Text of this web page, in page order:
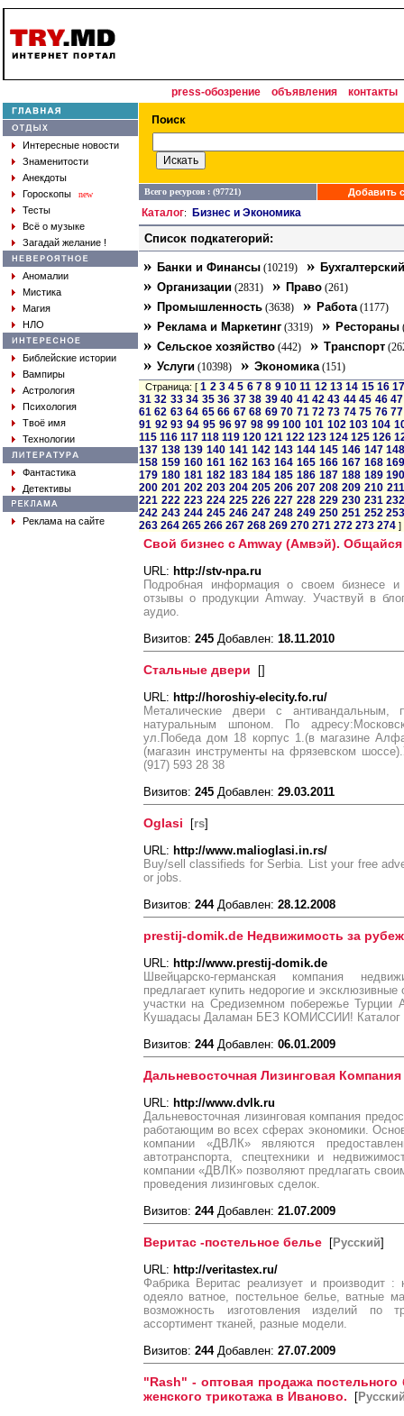
press-обозрение объявления контакты
Интересные новости
Знаменитости
Анекдоты
Гороскопы
new
Тесты
Всё о музыке
Загадай желание !
Аномалии
Мистика
Магия
НЛО
Библейские истории
Вампиры
Астрология
Психология
Твоё имя
Технологии
Фантастика
Детективы
Реклама на сайте
Всего ресурсов : (97721) Добавить
Каталог: Бизнес и Экономика
Список подкатегорий:
» Банки и Финансы (10219) »
» Организации (2831) » Право (261)
» Промышленность (3638) » Работа(1177)
» Реклама и Маркетинг (3319) » Рестораны
» Сельское хозяйство (442) » Транспорт
» Услуги (10398) » Экономика(151)
Страница: [1 2 3 4 5 6 7 8 9 10 11 12 13 14 15 16
31 32 33 34 35 36 37 38 39 40 41 42 43 44 45 46 47
61 62 63 64 65 66 67 68 69 70 71 72 73 74 75 76 77
91 92 93 94 95 96 97 98 99 100 101 102 103 104
115 116 117 118 119 120 121 122 123 124 125 126
137 138 139 140 141 142 143 144 145 146 147
158 159 160 161 162 163 164 165 166 167 168
179 180 181 182 183 184 185 186 187 188 189
200 201 202 203 204 205 206 207 208 209 210 211
221 222 223 224 225 226 227 228 229 230 231
242 243 244 245 246 247 248 249 250 251 252
263 264 265 266 267 268 269 270 271 272 273 274 ]
Свой бизнес c Amway (Амвэй).
URL: http://stv-npa.ru
Подробная информация о своем бизнесе и
отзывы о продукции Amway. Участвуй в
аудио.
Визитов: 245 Добавлен: 18.11.2010
Стальные двери []
URL: http://horoshiy-elecity.fo.ru/
Металические двери с антивандальным,
натуральным шпоном. По
ул.Победа дом 18 корпус 1.(в магазине
(магазин инструменты на фрязевском
(917) 593 28 38
Визитов: 245 Добавлен: 29.03.2011
Oglasi [rs]
URL: http://www.malioglasi.in.rs/
Buy/sell classifieds for Serbia. List your free
or jobs.
Визитов: 244Добавлен: 28.12.2008
prestij-domik.de Недвижимость за
URL: http://www.prestij-domik.de
Швейцарско-германcкая компания
предлагает купить недорогие и
участки на Средиземном побережье
Кушадасы Даламан БЕЗ КОМИССИИ! Каталог
Визитов: 244Добавлен: 06.01.2009
Дальневосточная Лизинговая Компания
URL: http://www.dvlk.ru
Дальневосточная лизинговая компания
работающим во всех сферах экономики.
компании «ДВЛК» являются
автотранспорта, спецтехники и
компании «ДВЛК» позволяют предлагать
проведения лизинговых сделок.
Визитов: 244Добавлен: 21.07.2009
Веритас -постельное белье [Русский]
URL: http://veritastex.ru/
Фабрика Веритас реализует и производит
одеяло ватное, постельное белье, ватные
возможность изготовления изделий по
ассортимент тканей, разные модели.
Визитов: 244Добавлен: 27.07.2009
"Rash" - оптовая продажа
женского трикотажа в Иваново. [